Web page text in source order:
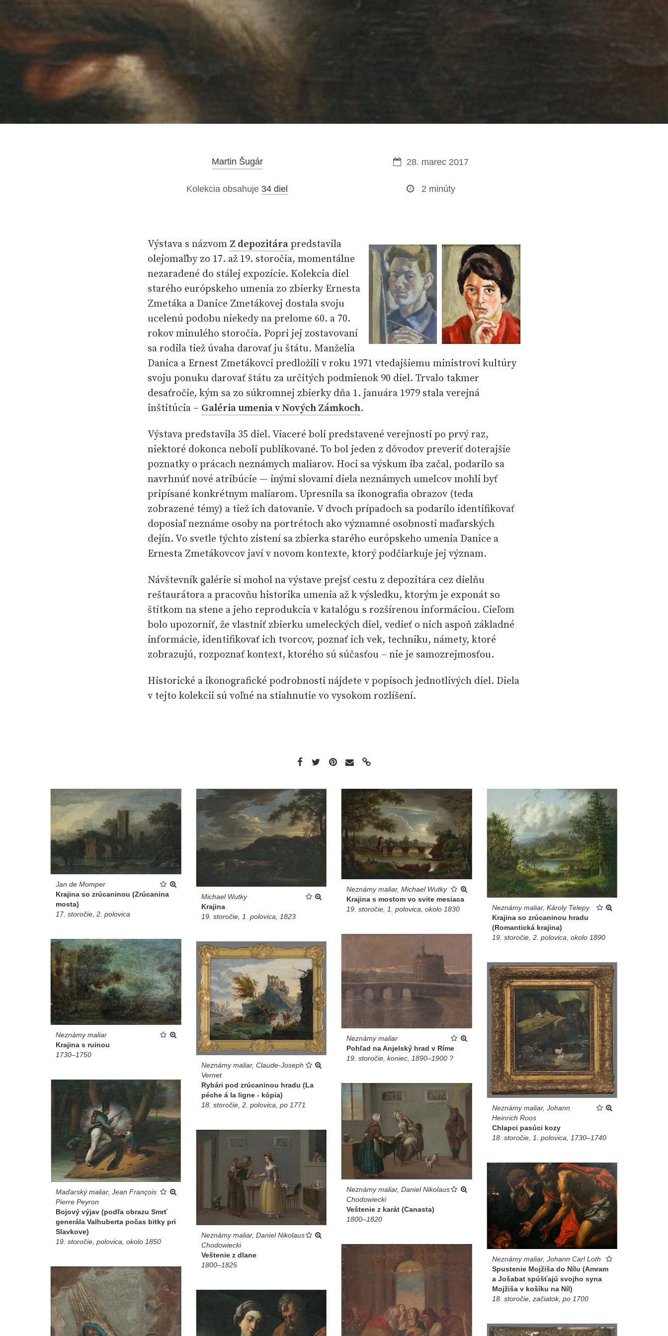
Martin Šugár 28. marec 2017
Kolekcia obsahuje 34 diel 2 minúty
Výstava s názvom Z depozitára predstavila
olejomaľby zo 17. až 19. storočia, momentálne
nezaradené do stálej expozície. Kolekcia diel
starého európskeho umenia zo zbierky Ernesta
Zmetáka a Danice Zmetákovej dostala svoju
ucelenú podobu niekedy na prelome 60. a 70.
rokov minulého storočia. Popri jej zostavovaní
sa rodila tiež úvaha darovať ju štátu. Manželia
Danica a Ernest Zmetákovci predložili v roku 1971 vtedajšiemu ministrovi kultúry
svoju ponuku darovať štátu za určitých podmienok 90 diel. Trvalo takmer
desaťročie, kým sa zo súkromnej zbierky dňa 1. januára 1979 stala verejná
inštitúcia – Galéria umenia v Nových Zámkoch.
Výstava predstavila 35 diel. Viaceré boli predstavené verejnosti po prvý raz,
niektoré dokonca neboli publikované. To bol jeden z dôvodov preveriť doterajšie
poznatky o prácach neznámych maliarov. Hoci sa výskum iba začal, podarilo sa
navrhnúť nové atribúcie — inými slovami diela neznámych umelcov mohli byť
pripísané konkrétnym maliarom. Upresnila sa ikonografia obrazov (teda
zobrazené témy) a tiež ich datovanie. V dvoch prípadoch sa podarilo identifikovať
doposiaľ neznáme osoby na portrétoch ako významné osobnosti maďarských
dejín. Vo svetle týchto zistení sa zbierka starého európskeho umenia Danice a
Ernesta Zmetákovcov javí v novom kontexte, ktorý podčiarkuje jej význam.
Návštevník galérie si mohol na výstave prejsť cestu z depozitára cez dielňu
reštaurátora a pracovňu historika umenia až k výsledku, ktorým je exponát so
štítkom na stene a jeho reprodukcia v katalógu s rozšírenou informáciou. Cieľom
bolo upozorniť, že vlastniť zbierku umeleckých diel, vedieť o nich aspoň základné
informácie, identifikovať ich tvorcov, poznať ich vek, techniku, námety, ktoré
zobrazujú, rozpoznať kontext, ktorého sú súčasťou – nie je samozrejmosťou.
Historické a ikonografické podrobnosti nájdete v popisoch jednotlivých diel. Diela
v tejto kolekcii sú voľné na stiahnutie vo vysokom rozlíšení.
Jan de Momper
Krajina so zrúcaninou (Zrúcanina
mosta)
17. storočie, 2. polovica
Michael Wutky
Krajina
19. storočie, 1. polovica, 1823
Neznámy maliar, Michael Wutky
Krajina s mostom vo svite mesiaca
19. storočie, 1. polovica, okolo 1830
Neznámy maliar, Károly Telepy
Krajina so zrúcaninou hradu
(Romantická krajina)
19. storočie, 2. polovica, okolo 1890
Neznámy maliar
Pohľad na Anjelský hrad v Ríme
19. storočie, koniec, 1890–1900 ?
Neznámy maliar
Krajina s ruinou
1730–1750
Neznámy maliar, Claude-Joseph
Vernet
Rybári pod zrúcaninou hradu (La
péche á la ligne - kópia)
18. storočie, 2. polovica, po 1771
Neznámy maliar, Johann
Heinrich Roos
Chlapci pasúci kozy
18. storočie, 1. polovica, 1730–1740
Maďarský maliar, Jean François
Pierre Peyron
Bojový výjav (podľa obrazu Smrť
generála Valhuberta počas bitky pri
Slavkove)
19. storočie, polovica, okolo 1850
Neznámy maliar, Daniel Nikolaus
Chodowiecki
Veštenie z karát (Canasta)
1800–1820
Neznámy maliar, Daniel Nikolaus
Chodowiecki
Veštenie z dlane
1800–1825
Neznámy maliar, Johann Carl Loth
Spustenie Mojžiša do Nílu (Amram
a Jošabat spúšťajú svojho syna
Mojžiša v košíku na Níl)
18. storočie, začiatok, po 1700